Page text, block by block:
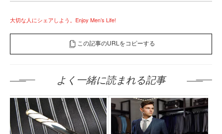
大切な人にシェアしよう。Enjoy Men’s Life!
この記事のURLをコピーする
よく一緒に読まれる記事